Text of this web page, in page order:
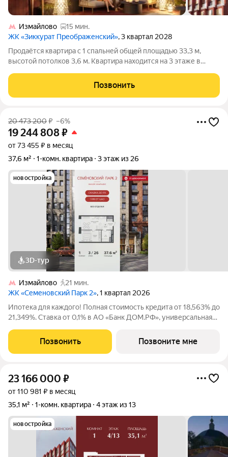
Измайлово
15 мин.
ЖК «Зиккурат Преображенский», 3 квартал 2028
Продаётся квартира с 1 спальней общей площадью 33,3 м,
высотой потолков 3,6 м. Квартира находится на 3 этаже в
«Зиккурат Преображенский» расположен в тихом зелёном
районе, где сохранилась
Позвонить
20 473 200₽ –6%
19 244 808₽
от 73 455 ₽ в месяц
37,6 м²
1-комн. квартира 3 этаж из 26
новостройка
3D-тур
Измайлово
21 мин.
ЖК «Семеновский Парк 2», 1 квартал 2026
Ипотека для каждого! Полная стоимость кредита от 18,563% до
21,349%. Ставка от 0,1% в АО «Банк ДОМ.РФ», универсальная
месяцев ставка устанавливается при наличии документа о
компенсации Банку
Позвонить Позвоните мне
23 166 000 ₽
от 110 981 ₽ в месяц
35,1 м²
1-комн. квартира 4 этаж из 13
новостройка